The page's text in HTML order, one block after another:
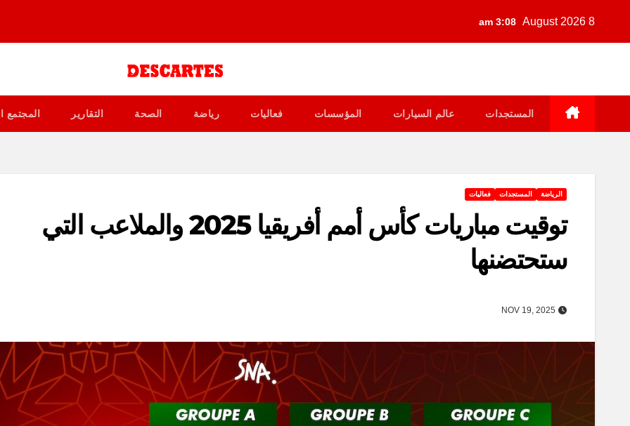
8 August 2026
3:08 am
المستجدات عالم السيارات المؤسسات فعاليات رياضة الصحة التقارير المجتمع
الرياضة المستجدات فعاليات
توقيت مباريات كأس أمم أفريقيا 2025 والملاعب التي
ستحتضنها
NOV 19, 2025